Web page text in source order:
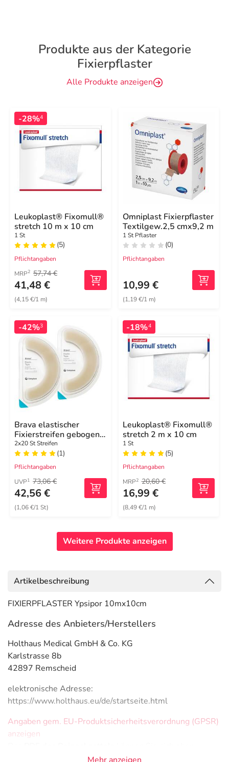
Produkte aus der Kategorie
Fixierpflaster
Alle Produkte anzeigen
-28%4
Leukoplast® Fixomull®
stretch 10 m x 10 cm
1 St
(5)
Pflichtangaben
MRP2 57,74 €
41,48 €
(4,15 €/1 m)
Omniplast Fixierpflaster
Textilgew.2,5 cmx9,2 m
1 St Pflaster
(0)
Pflichtangaben
10,99 €
(1,19 €/1 m)
-42%3
Brava elastischer
Fixierstreifen gebogen
XL
2x20 St Streifen
(1)
Pflichtangaben
UVP1 73,06 €
42,56 €
(1,06 €/1 St)
-18%4
Leukoplast® Fixomull®
stretch 2 m x 10 cm
1 St
(5)
Pflichtangaben
MRP2 20,60 €
16,99 €
(8,49 €/1 m)
Weitere Produkte anzeigen
Artikelbeschreibung
FIXIERPFLASTER Ypsipor 10mx10cm
Adresse des Anbieters/Herstellers
Holthaus Medical GmbH & Co. KG
Karlstrasse 8b
42897 Remscheid
elektronische Adresse:
https://www.holthaus.eu/de/startseite.html
Angaben gem. EU-Produktsicherheitsverordnung (GPSR)
anzeigen